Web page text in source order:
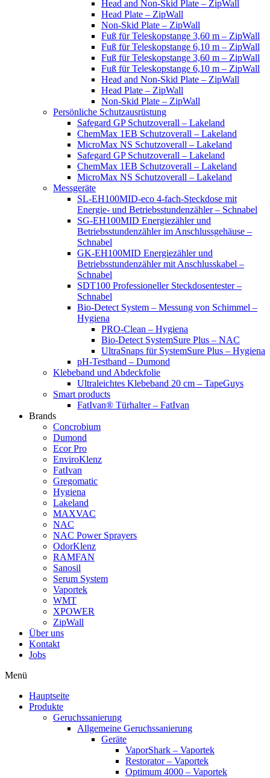
Head and Non-Skid Plate – ZipWall
Head Plate – ZipWall
Non-Skid Plate – ZipWall
Fuß für Teleskopstange 3,60 m – ZipWall
Fuß für Teleskopstange 6,10 m – ZipWall
Fuß für Teleskopstange 3,60 m – ZipWall
Fuß für Teleskopstange 6,10 m – ZipWall
Head and Non-Skid Plate – ZipWall
Head Plate – ZipWall
Non-Skid Plate – ZipWall
Persönliche Schutzausrüstung
Safegard GP Schutzoverall – Lakeland
ChemMax 1EB Schutzoverall – Lakeland
MicroMax NS Schutzoverall – Lakeland
Safegard GP Schutzoverall – Lakeland
ChemMax 1EB Schutzoverall – Lakeland
MicroMax NS Schutzoverall – Lakeland
Messgeräte
SL-EH100MID-eco 4-fach-Steckdose mit
Energie- und Betriebsstundenzähler – Schnabel
SG-EH100MID Energiezähler und
Betriebsstundenzähler im Anschlussgehäuse –
Schnabel
GK-EH100MID Energiezähler und
Betriebsstundenzähler mit Anschlusskabel –
Schnabel
SDT100 Professioneller Steckdosentester –
Schnabel
Bio-Detect System – Messung von Schimmel –
Hygiena
PRO-Clean – Hygiena
Bio-Detect SystemSure Plus – NAC
UltraSnaps für SystemSure Plus – Hygiena
pH-Testband – Dumond
Klebeband und Abdeckfolie
Ultraleichtes Klebeband 20 cm – TapeGuys
Smart products
FatIvan® Türhalter – FatIvan
Brands
Concrobium
Dumond
Ecor Pro
EnviroKlenz
FatIvan
Gregomatic
Hygiena
Lakeland
MAXVAC
NAC
NAC Power Sprayers
OdorKlenz
RAMFAN
Sanosil
Serum System
Vaportek
WMT
XPOWER
ZipWall
Über uns
Kontakt
Jobs
Menü
Hauptseite
Produkte
Geruchssanierung
Allgemeine Geruchssanierung
Geräte
VaporShark – Vaportek
Restorator – Vaportek
Optimum 4000 – Vaportek